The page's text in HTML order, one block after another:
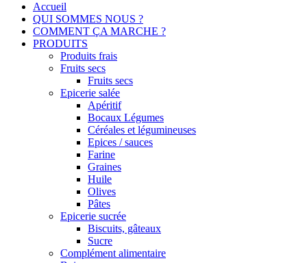
Accueil
QUI SOMMES NOUS ?
COMMENT ÇA MARCHE ?
PRODUITS
Produits frais
Fruits secs
Fruits secs
Epicerie salée
Apéritif
Bocaux Légumes
Céréales et légumineuses
Epices / sauces
Farine
Graines
Huile
Olives
Pâtes
Epicerie sucrée
Biscuits, gâteaux
Sucre
Complément alimentaire